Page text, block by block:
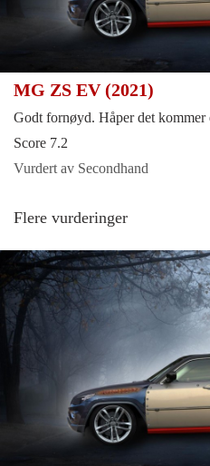
MG ZS EV (2021)
Godt fornøyd. Håper det
Score 7.2
Vurdert av Secondhand
Flere vurderinger